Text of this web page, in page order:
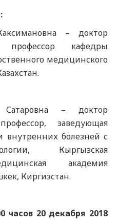
– доктор
кафедры
медицинского
– доктор
заведующая
внутренних болезней с
Кыргызская
академия
Киргизстан.
часов 20декабря 2018